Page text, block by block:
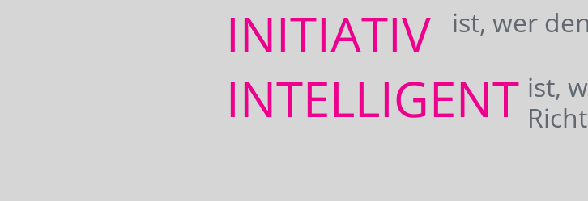
INITIATIV ist, wer
INTELLIGENT ist,